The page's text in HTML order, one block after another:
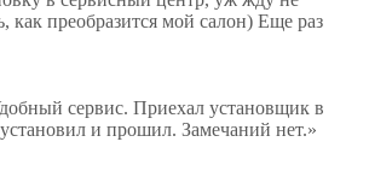
как преобразится мой салон) Еще раз
сервис. Приехал установщик в
и прошил. Замечаний нет.»